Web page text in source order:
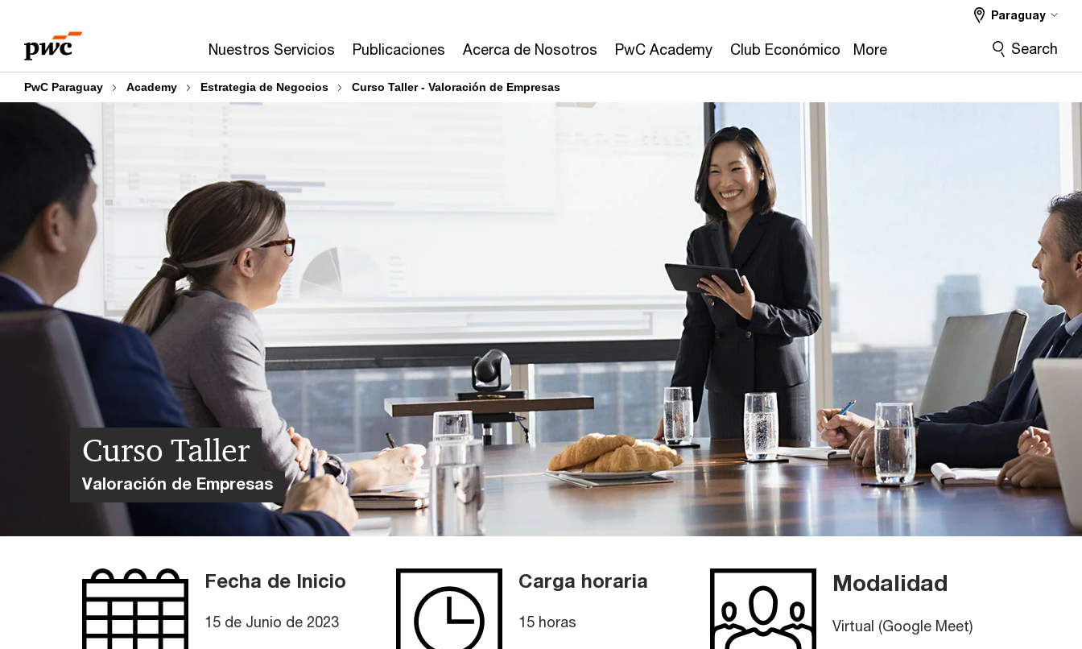
content
footer
Nuestros Servicios Publicaciones Acerca de Nosotros PwC Academy Club Económico More
Paraguay
Search
PwC Paraguay Academy Estrategia de Negocios Curso Taller - Valoración de Empresas
Curso Taller
Valoración de Empresas
Fecha de Inicio
15 de Junio de 2023
Carga horaria
15 horas
Modalidad
Virtual (Google Meet)